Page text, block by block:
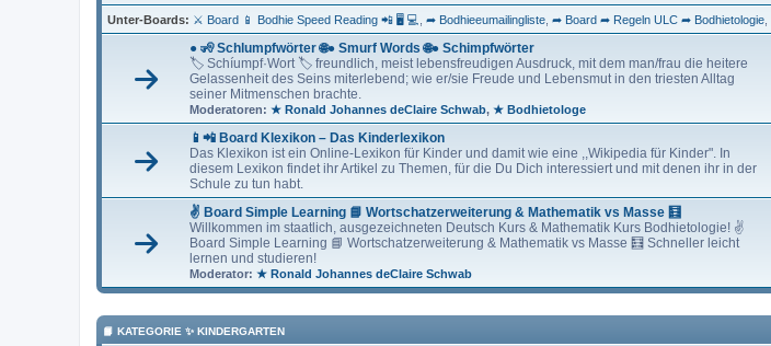
Unter-Boards ⚔ Board 📱 Bodhie Speed Reading 📲 🖥 💻 ➦ Bodhieeumailingliste ➦ Board ➦ Regeln ULC ➦ Bodhietologie
● 🧏 Schlumpfwörter 🌐● Smurf Words 🌐● Schimpfwörter
🏷 Schíumpf·Wort 🏷 freundlich, meist lebensfreudigen Ausdruck, mit dem man/frau die heitere
Gelassenheit des Seins miterlebend; wie er/sie Freude und Lebensmut in den triesten Alltag
seiner Mitmenschen brachte.
Moderatoren: ★ Ronald Johannes deClaire Schwab, ★ Bodhietologe
📱📲 Board Klexikon – Das Kinderlexikon
Das Klexikon ist ein Online-Lexikon für Kinder und damit wie eine ,,Wikipedia für Kinder". In
diesem Lexikon findet ihr Artikel zu Themen, für die Du Dich interessiert und mit denen ihr in der
Schule zu tun habt.
✌ Board Simple Learning 📘 Wortschatzerweiterung & Mathematik vs Masse 🧮
Willkommen im staatlich, ausgezeichneten Deutsch Kurs & Mathematik Kurs Bodhietologie! ✌
Board Simple Learning 📘 Wortschatzerweiterung & Mathematik vs Masse 🧮 Schneller leicht
lernen und studieren!
Moderator: ★ Ronald Johannes deClaire Schwab
📙 KATEGORIE ✨ KINDERGARTEN